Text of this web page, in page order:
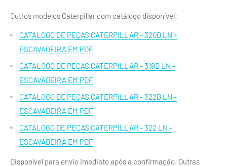
Outros modelos Caterpillar com catálogo disponível:
CATALOGO DE PEÇAS CATERPILLAR - 320D LN -
ESCAVADEIRA EM PDF
CATALOGO DE PEÇAS CATERPILLAR - 319D LN -
ESCAVADEIRA EM PDF
CATALOGO DE PEÇAS CATERPILLAR - 322B LN -
ESCAVADEIRA EM PDF
CATALOGO DE PEÇAS CATERPILLAR - 322 LN -
ESCAVADEIRA EM PDF
Disponível para envio imediato após a confirmação. Outras